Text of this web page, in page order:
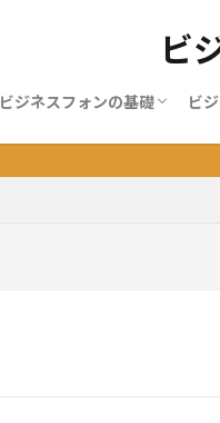
ビ
ビジネスフォンの基礎
ビジネスフォンの使い方
ビジネスフォンの増設
ビジネスフォンの料金
ビジネスフォンの機能
ビジネスフォンの種類
ビジネスフォンの端末
ビジネスフォンの選び方
電話応対
ビ
サ
パ
岩
日